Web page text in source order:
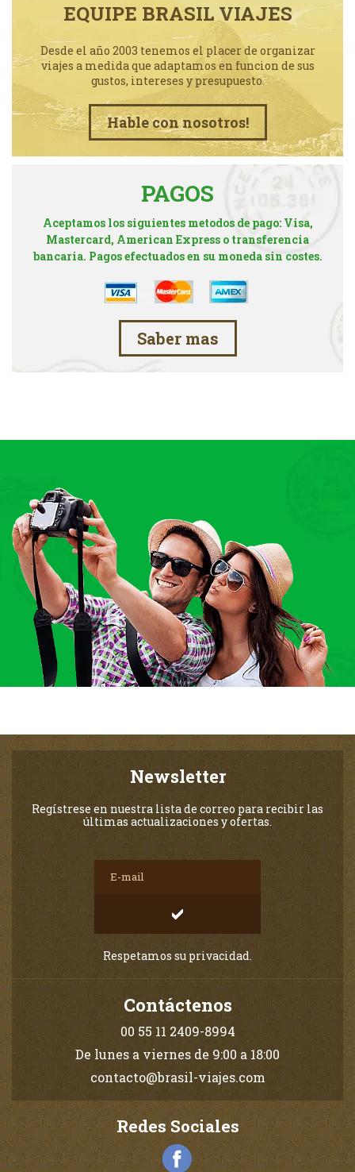
EQUIPE BRASIL VIAJES
Desde el año 2003 tenemos el placer de organizar
viajes a medida que adaptamos en funcion de sus
gustos, intereses y presupuesto.
Hable con nosotros!
PAGOS
Aceptamos los siguientes metodos de pago: Visa,
Mastercard, American Express o transferencia
bancaria. Pagos efectuados en su moneda sin costes.
Saber mas
Newsletter
Regístrese en nuestra lista de correo para recibir las
últimas actualizaciones y ofertas.
Respetamos su privacidad.
Contáctenos
00 55 11 2409-8994
De lunes a viernes de 9:00 a 18:00
contacto@brasil-viajes.com
Redes Sociales